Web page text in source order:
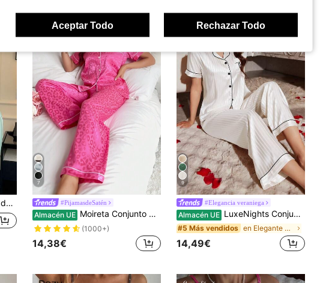
mujer
7
#PijamasdeSatén
Almacén UE Moireta Conjunto de pijama para mujer de botones en la parte delantera con cuello de solapa de jacquard de satén
(1000+)
14,38€
9
#Elegancia veraniega
Almacén UE LuxeNights Conjunto de pijama de manga corta con bolsillo, bordado de corazón y estampado de rayas de jacquard de seda sintética
#5 Más vendidos en Elegante Ropa de dormir para mujer
14,49€
Aceptar Todo Rechazar Todo